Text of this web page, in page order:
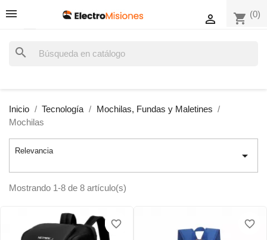
shopping_cart (0)

search
Inicio Tecnología
Mochilas, Fundas y Maletines
Mochilas
Relevancia 
Mostrando 1-8 de 8 artículo(s)
favorite_border
favorite_border favorite_border
favorite_border